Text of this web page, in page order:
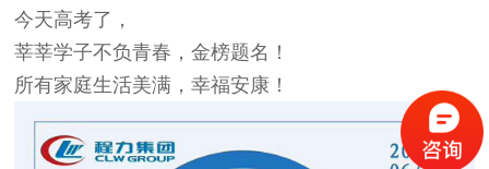
今天高考了，
莘莘学子不负青春，金榜题名！
所有家庭生活美满，幸福安康！